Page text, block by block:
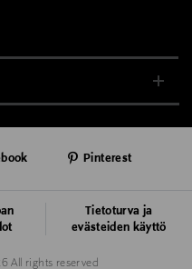
All rights reserved
Tietoturva ja
evästeiden käyttö
Pinterest